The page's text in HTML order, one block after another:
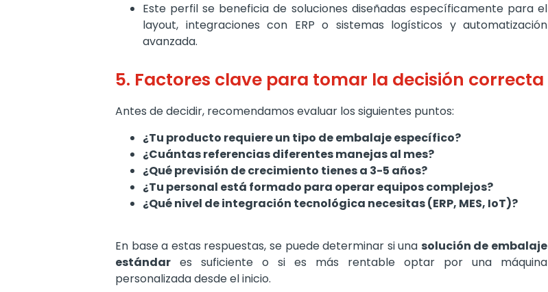
Este perfil se beneficia de soluciones diseñadas específicamente para el
layout, integraciones con ERP o sistemas logísticos y automatización
avanzada.
5. Factores clave para tomar la decisión correcta
Antes de decidir, recomendamos evaluar los siguientes puntos:
¿Tu producto requiere un tipo de embalaje específico?
¿Cuántas referencias diferentes manejas al mes?
¿Qué previsión de crecimiento tienes a 3-5 años?
¿Tu personal está formado para operar equipos complejos?
¿Qué nivel de integración tecnológica necesitas (ERP, MES, IoT)?
En base a estas respuestas, se puede determinar si una solución de embalaje
estándar es suficiente o si es más rentable optar por una máquina
personalizada desde el inicio.